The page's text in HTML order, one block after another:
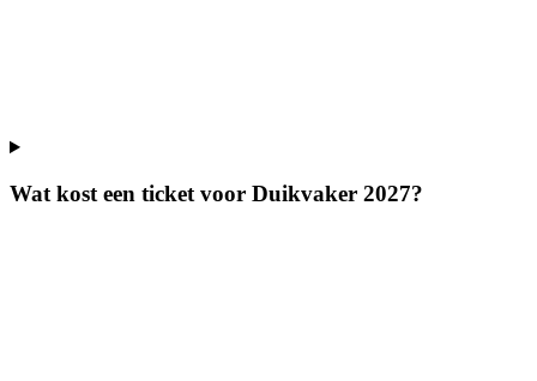
Wat kost een ticket voor Duikvaker 2027?